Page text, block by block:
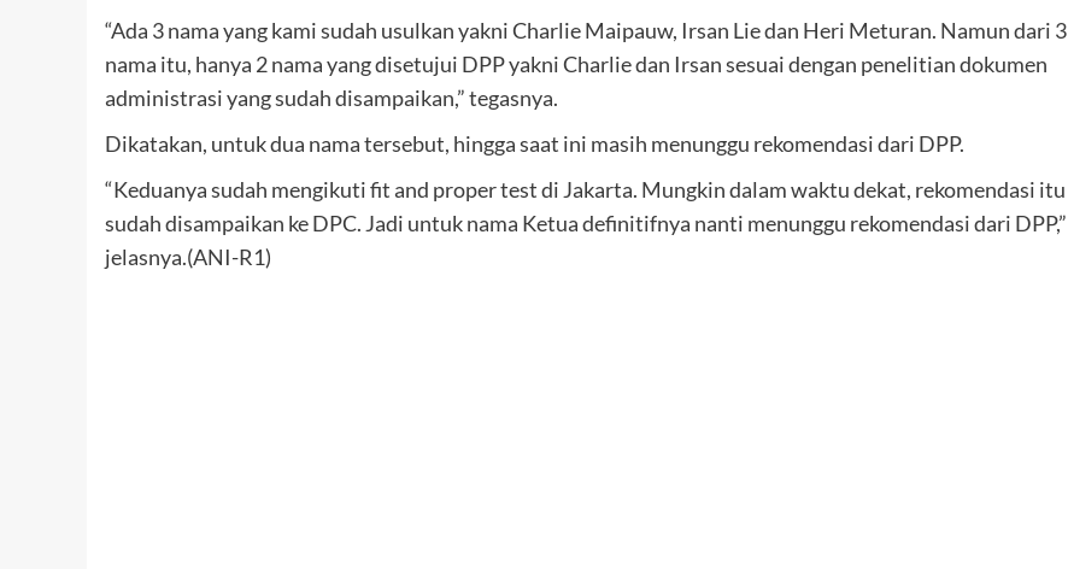
“Ada 3 nama yang kami sudah usulkan yakni Charlie Maipauw, Irsan Lie dan Heri Meturan. Namun dari 3
nama itu, hanya 2 nama yang disetujui DPP yakni Charlie dan Irsan sesuai dengan penelitian dokumen
administrasi yang sudah disampaikan,” tegasnya.
Dikatakan, untuk dua nama tersebut, hingga saat ini masih menunggu rekomendasi dari DPP.
“Keduanya sudah mengikuti fit and proper test di Jakarta. Mungkin dalam waktu dekat, rekomendasi itu
sudah disampaikan ke DPC. Jadi untuk nama Ketua definitifnya nanti menunggu rekomendasi dari DPP,”
jelasnya.(ANI-R1)